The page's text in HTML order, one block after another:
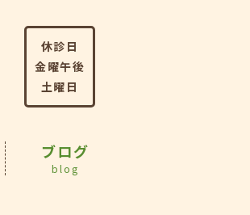
休診日
金曜午後
土曜日
ブログ
blog